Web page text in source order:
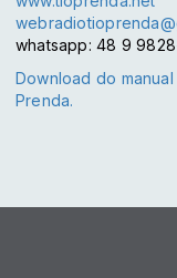
whatsapp: 48 9
Download do
Prenda.